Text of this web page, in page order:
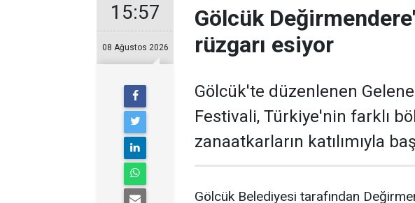
15:57
08 Ağustos 2026
Gölcük
rüzgarı esiyor
Gölcük'te düzenlenen
Festivali, Türkiye'nin farklı
zanaatkarların katılımıyla
Gölcük Belediyesi tarafından